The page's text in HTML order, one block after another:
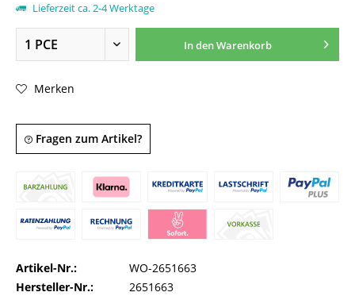
Lieferzeit ca. 2-4 Werktage
In denWarenkorb
Merken
Fragen zum Artikel?
Artikel-Nr.:
WO-2651663
Hersteller-Nr.:
2651663